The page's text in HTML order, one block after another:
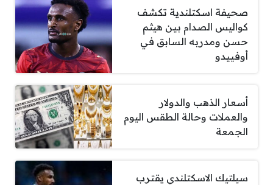
صحيفة اسكتلندية تكشف
كواليس الصدام بين هيثم
حسن ومدربه السابق في
أوفييدو
أسعار الذهب والدولار
والعملات وحالة الطقس اليوم
الجمعة
سيلتيك الاسكتلندي يقترب